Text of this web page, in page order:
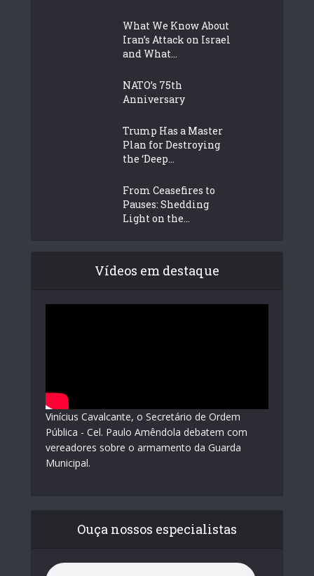
What We Know About
Iran’s Attack on Israel
and What...
NATO’s 75th
Anniversary
Trump Has a Master
Plan for Destroying
the ‘Deep...
From Ceasefires to
Pauses: Shedding
Light on the...
Vídeos em destaque
Vinícius Cavalcante, o Secretário de Ordem
Pública - Cel. Paulo Amêndola debatem com
vereadores sobre o armamento da Guarda
Municipal.
Ouça nossos especialistas